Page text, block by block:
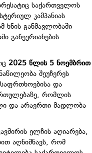
საქართველოს
კამპანიას
განმავლობაში
გაწევრიანების
2025 წლის 5 ნოემბრით
შეუჩერეს
და
რომლის
და არაერთი მადლობა
ელჩის აღიარება,
აღნიშნავს, რომ